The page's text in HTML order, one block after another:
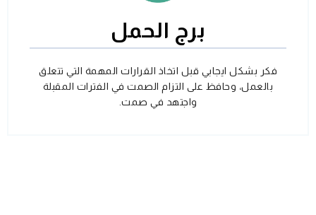
برج الحمل
فكر بشكل ايجابي قبل اتخاذ القرارات المهمة التي تتعلق
بالعمل، وحافظ على التزام الصمت في الفترات المقبلة
واجتهد في صمت.